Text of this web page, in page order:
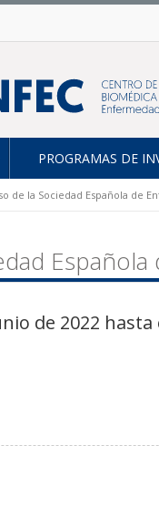
PROGRAMAS DE
de la Sociedad Española de
de 2022